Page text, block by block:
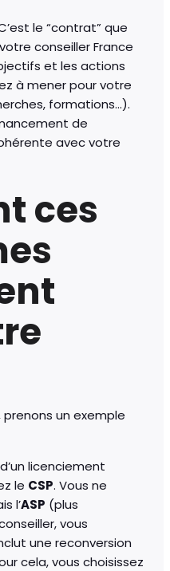
le “contrat” que
conseiller France
et les actions
à mener pour votre
formations…).
de
avec votre
ces
prenons un exemple
licenciement
le CSP. Vous ne
l’ASP (plus
vous
une reconversion
cela, vous choisissez